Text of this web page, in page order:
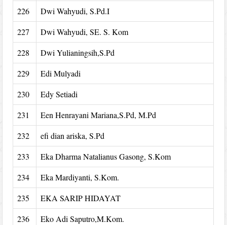
226
Dwi Wahyudi, S.Pd.I
227
Dwi Wahyudi, SE. S. Kom
228
Dwi Yulianingsih,S.Pd
229
Edi Mulyadi
230
Edy Setiadi
231
Een Henrayani Mariana,S.Pd, M.Pd
232
efi dian ariska, S.Pd
233
Eka Dharma Natalianus Gasong, S.Kom
234
Eka Mardiyanti, S.Kom.
235
EKA SARIP HIDAYAT
236
Eko Adi Saputro,M.Kom.